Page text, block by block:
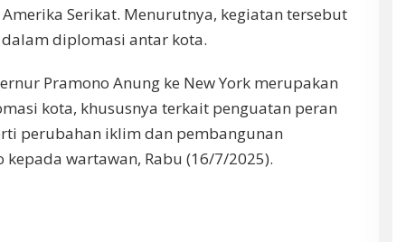
Serikat. Menurutnya, kegiatan tersebut
diplomasi antar kota.
Pramono Anung ke New York merupakan
kota, khususnya terkait penguatan peran
perubahan iklim dan pembangunan
wartawan, Rabu (16/7/2025).